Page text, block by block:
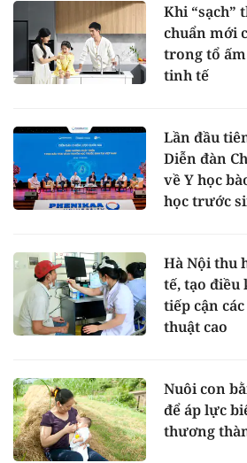
Khi “sạch”
chuẩn mới
trong tổ
tinh tế
Lần đầu
Diễn đàn
về Y học
học trước
Hà Nội thu
tế, tạo điều
tiếp cận
thuật cao
Nuôi con
để áp lực
thương